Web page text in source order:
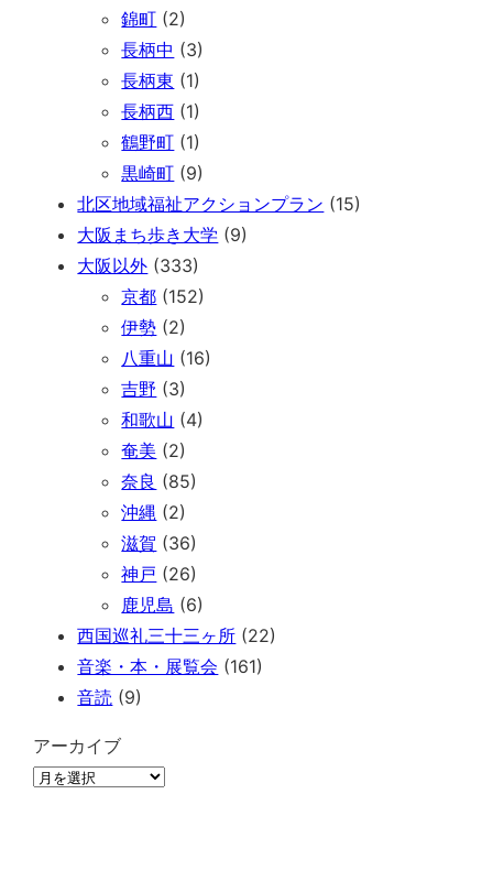
錦町 (2)
長柄中 (3)
長柄東 (1)
長柄西 (1)
鶴野町 (1)
黒崎町 (9)
北区地域福祉アクションプラン (15)
大阪まち歩き大学 (9)
大阪以外 (333)
京都 (152)
伊勢 (2)
八重山 (16)
吉野 (3)
和歌山 (4)
奄美 (2)
奈良 (85)
沖縄 (2)
滋賀 (36)
神戸 (26)
鹿児島 (6)
西国巡礼三十三ヶ所 (22)
音楽・本・展覧会 (161)
音読 (9)
アーカイブ